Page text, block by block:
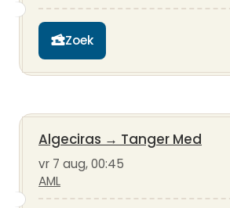
Zoek
Algeciras → Tanger Med
vr 7 aug, 00:45
AML